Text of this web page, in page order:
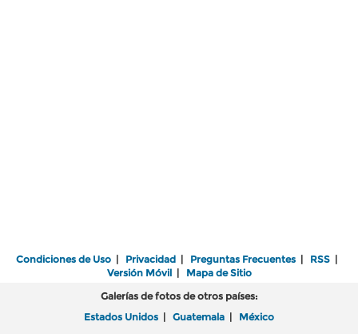
Condiciones de Uso | Privacidad | Preguntas Frecuentes | RSS |
Versión Móvil| Mapa de Sitio
Galerías de fotos de otros países:
Estados Unidos | Guatemala | México